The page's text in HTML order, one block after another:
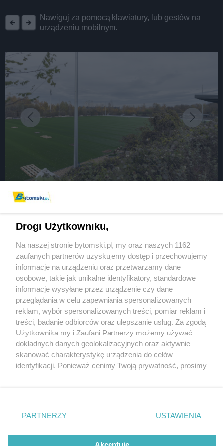
Nawiguj za pomocą klawiatury, lub gestów na
urządzeniu mobilnym.
historyczny mecz żeńskich drużyn i druga kolejka
5 / 5
Futbol australijski wraca na
slask 1
W Bytomiu tworzy się historia polskiego sportu. W
pierwszym międzynarodowym meczu żeńskich drużyn
futbolu australijskiego zmierzą się drużyny z Warszawy
Wróć do artykułu:
Wydawca mediów lokalnych
Nie zapomnij
zapoznać się z:
polityką prywatności regulamin korzystania z portali
Twojemiasto
Piekary Śląskie
Chorzów
Tarnowskie Góry
Gliwice
Skontakuj sięz nami
Kontakt
Wydawca
Pogoda
Drogi Użytkowniku,
Na naszej stronie bytomski.pl, my oraz naszych 1162
zaufanych partnerów uzyskujemy dostęp i przechowujemy
informacje na urządzeniu oraz przetwarzamy dane
osobowe, takie jak unikalne identyfikatory, standardowe
informacje wysyłane przez urządzenie czy dane
przeglądania w celu zapewniania spersonalizowanych
reklam, wybór spersonalizowanych treści, pomiar reklam i
treści, badanie odbiorców oraz ulepszanie usług. Za zgodą
Użytkownika my i Zaufani Partnerzy możemy używać
dokładnych danych geolokalizacyjnych oraz aktywnie
skanować charakterystykę urządzenia do celów
identyfikacji. Ponieważ cenimy Twoją prywatność, prosimy
prywatności znajdujący się w lewym dolnym rogu strony
. Niektóre rodzaje przetwarzania danych nie wymagają
zgody użytkownika, ale masz prawo sprzeciwić się
takiemu przetwarzaniu. Preferencje będą miały
PARTNERZY USTAWIENIA
Akceptuję